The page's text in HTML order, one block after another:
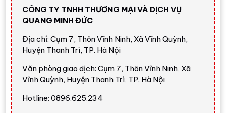
Giải pháp chăm sóc quần áo cao cấp,
không thay thế hoàn toàn máy giặt
Tủ Chăm Sóc Quần Áo Thông Minh Samsung
DF60A8500EG/SV đáng mua nếu bạn cần một
thiết bị chuyên làm mới và bảo quản quần áo, đặc
biệt là trang phục công sở, vest, áo khoác, đồ dễ
nhăn hoặc đồ ít bẩn nhưng ám mùi. Máy giúp giảm
CÔNG TY TNHH THƯƠNG MẠI VÀ DỊCH VỤ
QUANG MINH ĐỨC
Địa chỉ: Cụm 7, Thôn Vĩnh Ninh, Xã Vĩnh Quỳnh,
Huyện Thanh Trì, TP. Hà Nội
Văn phòng giao dịch: Cụm 7, Thôn Vĩnh Ninh, Xã
Vĩnh Quỳnh, Huyện Thanh Trì, TP. Hà Nội
Hotline: 0896.625.234